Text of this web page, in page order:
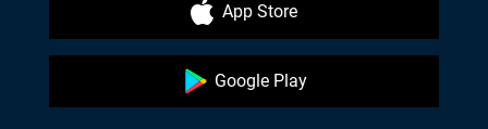
App Store
Google Play